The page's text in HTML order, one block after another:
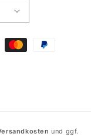
und ggf.